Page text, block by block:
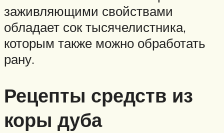
заживляющими свойствами
обладает сок тысячелистника,
которым также можно обработать
рану.
Рецепты средств из
коры дуба